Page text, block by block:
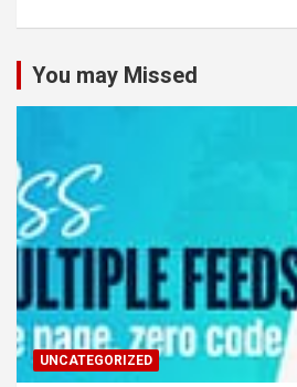
You may Missed
UNCATEGORIZED